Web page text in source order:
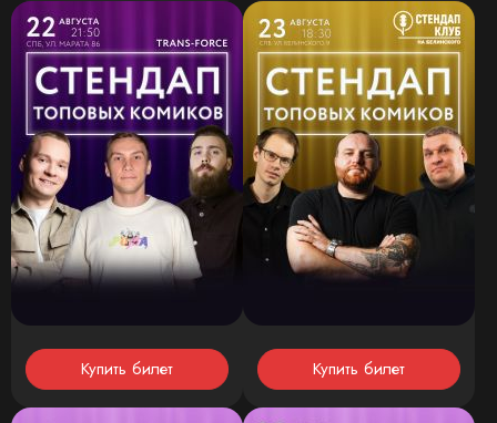
Купить билет Купить билет